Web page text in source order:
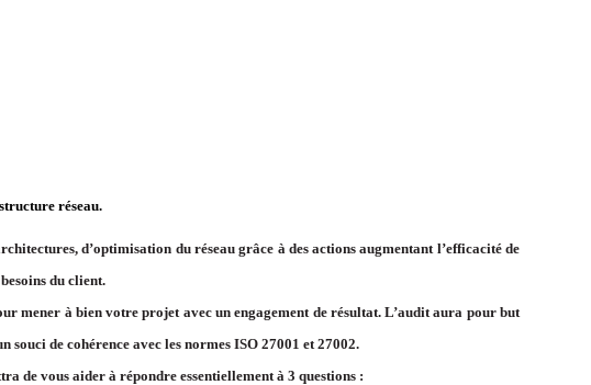
réseau.
d’optimisation du réseau grâce à des actions augmentant l’efficacité de
du client.
mener à bien votre projet avec un engagement de résultat. L’audit aura pour but
de cohérence avec les normes ISO 27001 et 27002.
de vous aider à répondre essentiellement à 3 questions :